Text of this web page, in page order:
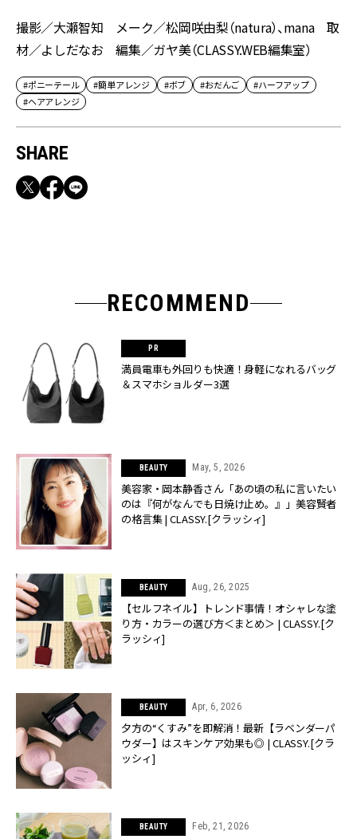
撮影／大瀬智知 メーク／松岡咲由梨（natura）、mana 取
材／よしだなお 編集／ガヤ美（CLASSY.WEB編集室）
#ポニーテール #簡単アレンジ #ボブ #おだんご
#ハーフアップ
#ヘアアレンジ
SHARE
RECOMMEND
満員電車も外回りも快適！身軽になれるバッグ
＆スマホショルダー3選
BEAUTY May, 5, 2026
美容家・岡本静香さん「あの頃の私に言いたい
のは『何がなんでも日焼け止め。』」美容賢者
の格言集 | CLASSY.[クラッシィ]
BEAUTY Aug, 26, 2025
【セルフネイル】トレンド事情！オシャレな塗
り方・カラーの選び方＜まとめ＞ | CLASSY.[ク
ラッシィ]
BEAUTY Apr, 6, 2026
夕方の“くすみ”を即解消！最新【ラベンダーパ
ウダー】はスキンケア効果も◎ | CLASSY.[クラ
ッシィ]
BEAUTY Feb, 21, 2026